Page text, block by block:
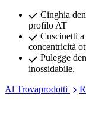
Cinghia
profilo AT
Cuscinetti
concentricità
Pulegge
inossidabile.
Al Trovaprodotti